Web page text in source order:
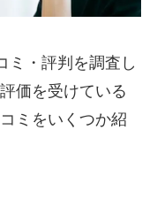
ミ・評判を調査し
価を受けている
ミをいくつか紹